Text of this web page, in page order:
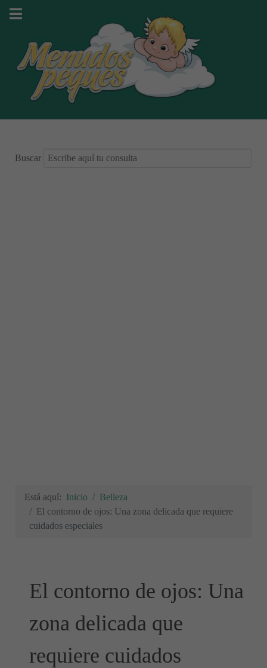
Buscar
Está aquí: Inicio
Belleza
El contorno de ojos: Una zona delicada que requiere
cuidados especiales
El contorno de ojos: Una
zona delicada que
requiere cuidados